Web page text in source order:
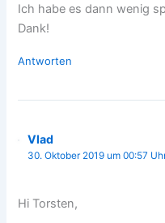
Ich habe es dann wenig
Dank!
Antworten
Vlad
30. Oktober 2019 um 00:57
Hi Torsten,